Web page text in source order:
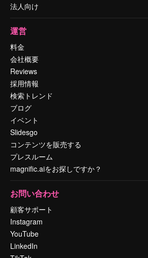
法人向け
運営
料金
会社概要
Reviews
採用情報
検索トレンド
ブログ
イベント
Slidesgo
コンテンツを販売する
プレスルーム
magnific.aiをお探しですか？
お問い合わせ
顧客サポート
Instagram
YouTube
LinkedIn